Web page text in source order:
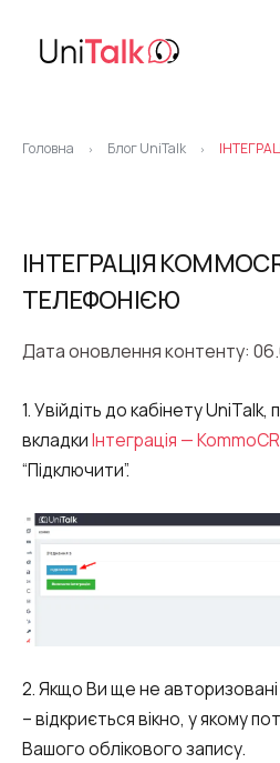
Віртуальна АТС
Предиктивний обзвон
Віджет зворотний дзвінок
Мовна аналітика
UniTalk Contact Center
Автоматизація
Голосовий AI-агент
База знань
API
Бібліотека
Про нас
Партнери
Кар’єра
Контакти
Головна > Блог UniTalk >
ІНТЕГРАЦІЯ
ТЕЛЕФОНІЄЮ
Дата оновлення контенту:
1. Увійдіть до кабінету UniTalk,
вкладкиІнтеграція —
“Підключити”.
2. Якщо Ви ще не авторизовані
– відкриється вікно, у якому
Вашого облікового запису.